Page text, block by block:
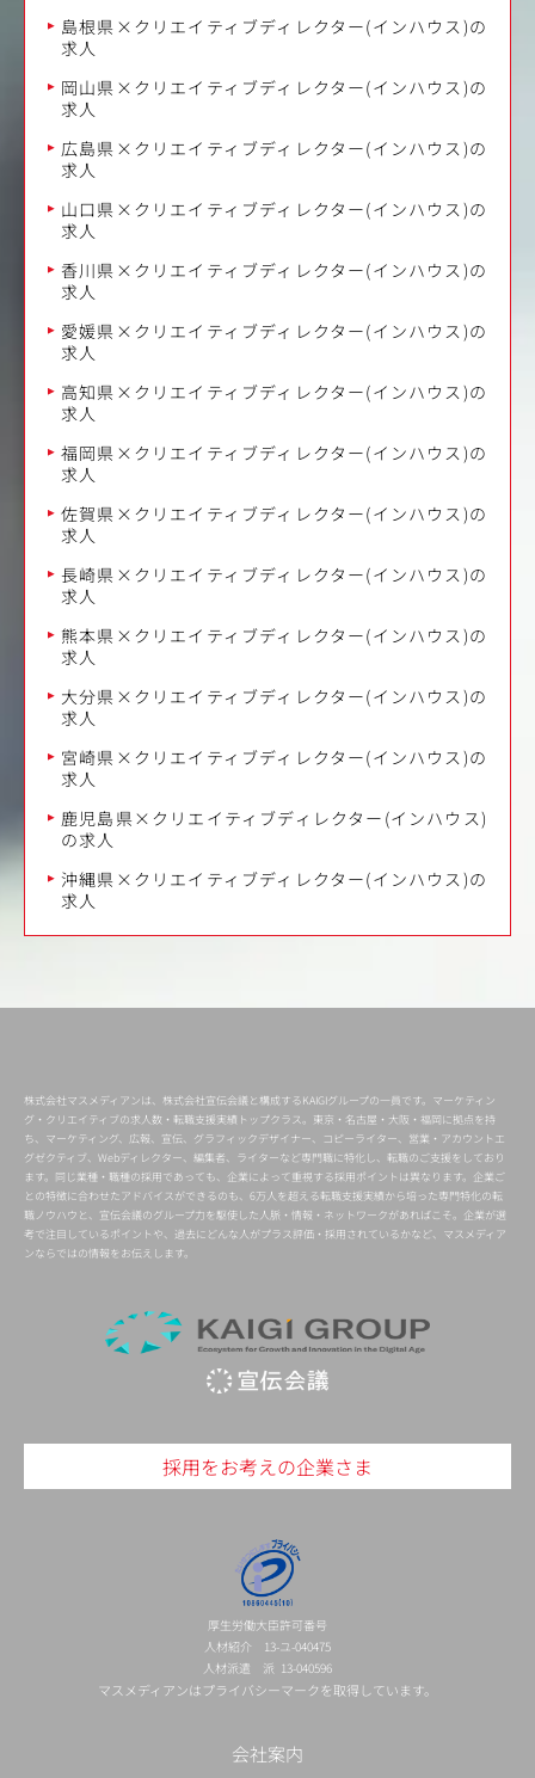
島根県×クリエイティブディレクター(インハウス)の
求人
岡山県×クリエイティブディレクター(インハウス)の
求人
広島県×クリエイティブディレクター(インハウス)の
求人
山口県×クリエイティブディレクター(インハウス)の
求人
香川県×クリエイティブディレクター(インハウス)の
求人
愛媛県×クリエイティブディレクター(インハウス)の
求人
高知県×クリエイティブディレクター(インハウス)の
求人
福岡県×クリエイティブディレクター(インハウス)の
求人
佐賀県×クリエイティブディレクター(インハウス)の
求人
長崎県×クリエイティブディレクター(インハウス)の
求人
熊本県×クリエイティブディレクター(インハウス)の
求人
大分県×クリエイティブディレクター(インハウス)の
求人
宮崎県×クリエイティブディレクター(インハウス)の
求人
鹿児島県×クリエイティブディレクター(インハウス)
の求人
沖縄県×クリエイティブディレクター(インハウス)の
求人
株式会社マスメディアンは、株式会社宣伝会議と構成するKAIGIグループの一員です。マーケティン
グ・クリエイティブの求人数・転職支援実績トップクラス。東京・名古屋・大阪・福岡に拠点を持
ち、マーケティング、広報、宣伝、グラフィックデザイナー、コピーライター、営業・アカウントエ
グゼクティブ、Webディレクター、編集者、ライターなど専門職に特化し、転職のご支援をしており
ます。同じ業種・職種の採用であっても、企業によって重視する採用ポイントは異なります。企業ご
との特徴に合わせたアドバイスができるのも、6万人を超える転職支援実績から培った専門特化の転
職ノウハウと、宣伝会議のグループ力を駆使した人脈・情報・ネットワークがあればこそ。企業が選
考で注目しているポイントや、過去にどんな人がプラス評価・採用されているかなど、マスメディア
ンならではの情報をお伝えします。
採用をお考えの企業さま
厚生労働大臣許可番号
人材紹介 13-ユ-040475
人材派遣 派 13-040596
マスメディアンはプライバシーマークを取得しています。
会社案内